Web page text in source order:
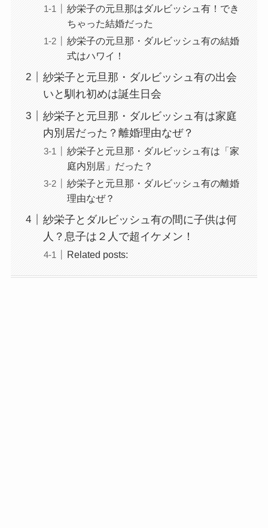
紗栄子の元旦那はダルビッシュ有！でき
ちゃった結婚だった
紗栄子の元旦那・ダルビッシュ有の結婚
式はハワイ！
紗栄子と元旦那・ダルビッシュ有の出会
いと馴れ初めは誕生日会
紗栄子と元旦那・ダルビッシュ有は家庭
内別居だった？離婚理由なぜ？
紗栄子と元旦那・ダルビッシュ有は「家
庭内別居」だった？
紗栄子と元旦那・ダルビッシュ有の離婚
理由なぜ？
紗栄子とダルビッシュ有の間に子供は何
人？息子は２人で超イケメン！
Related posts: